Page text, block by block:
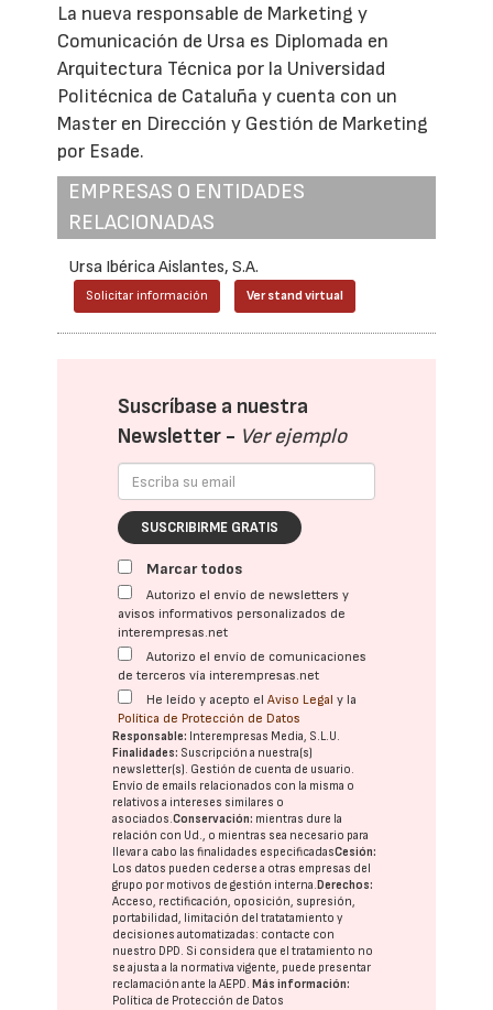
La nueva responsable de Marketing y
Comunicación de Ursa es Diplomada en
Arquitectura Técnica por la Universidad
Politécnica de Cataluña y cuenta con un
Master en Dirección y Gestión de Marketing
por Esade.
EMPRESAS O ENTIDADES
RELACIONADAS
Ursa Ibérica Aislantes, S.A.
Solicitar información Ver stand virtual
Suscríbase a nuestra
Newsletter - Ver ejemplo
SUSCRIBIRME GRATIS
Marcar todos
Autorizo el envío de newsletters y
avisos informativos personalizados de
interempresas.net
Autorizo el envío de comunicaciones
de terceros vía interempresas.net
He leído y acepto elAviso Legal y la
Política de Protección de Datos
Responsable: Interempresas Media, S.L.U.
Finalidades: Suscripción a nuestra(s)
newsletter(s). Gestión de cuenta de usuario.
Envío de emails relacionados con la misma o
relativos a intereses similares o
asociados.Conservación: mientras dure la
relación con Ud., o mientras sea necesario para
llevar a cabo las finalidades especificadasCesión:
Los datos pueden cederse a otras empresas del
grupo por motivos de gestión interna. Derechos:
Acceso, rectificación, oposición, supresión,
portabilidad, limitación del tratatamiento y
decisiones automatizadas: contacte con
nuestro DPD. Si considera que el tratamiento no
se ajusta a la normativa vigente, puede presentar
reclamación ante laAEPD. Más información:
Política de Protección de Datos